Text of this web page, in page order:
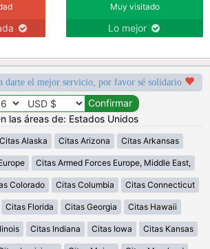
Muy visitado
Lo mejor
darte el mejor servicio, por favor sé solidario
las áreas de: Estados Unidos
Citas Alaska Citas Arizona Citas Arkansas
Citas Armed Forces Europe, Middle East,
Colorado Citas Columbia Citas Connecticut
Citas Florida Citas Georgia Citas Hawaii
Citas Indiana Citas Iowa Citas Kansas